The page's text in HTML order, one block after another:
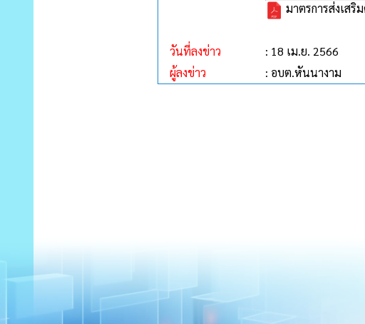
มาตรการส่งเส
วันที่ลงข่าว
: 18 เม.ย. 2566
ผู้ลงข่าว
: อบต.หันนางาม